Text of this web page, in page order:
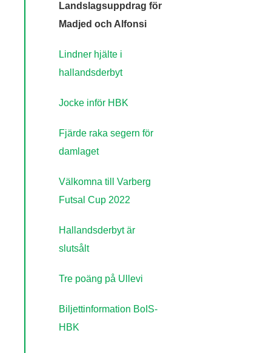
Landslagsuppdrag för
Madjed och Alfonsi
Lindner hjälte i
hallandsderbyt
Jocke inför HBK
Fjärde raka segern för
damlaget
Välkomna till Varberg
Futsal Cup 2022
Hallandsderbyt är
slutsålt
Tre poäng på Ullevi
Biljettinformation BoIS-
HBK